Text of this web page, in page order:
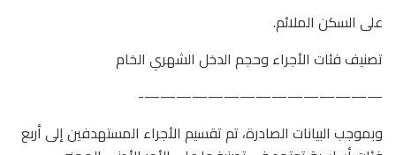
على السكن الملائم.
تصنيف فئات الأجراء وحجم الدخل الشهري الخام
———————————————-
وبموجب البيانات الصادرة، تم تقسيم الأجراء المستهدفين إلى أربع